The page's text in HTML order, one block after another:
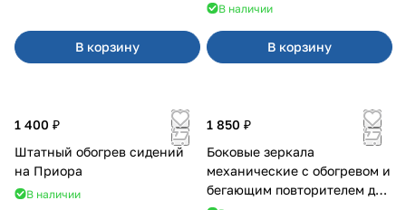
В корзину
В наличии
В корзину
1 400 ₽
Штатный обогрев сидений
на Приора
В наличии
1 850 ₽
Боковые зеркала
механические с обогревом и
бегающим повторителем для